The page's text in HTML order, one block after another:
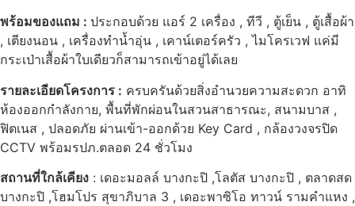
พร้อมของแถม : ประกอบด้วย แอร์ 2 เครื่อง , ทีวี , ตู้เย็น , ตู้เสื้อผ้า
, เตียงนอน , เครื่องทำน้ำอุ่น , เคาน์เตอร์ครัว , ไมโครเวฟ แค่มี
กระเป่าเสื้อผ้าใบเดียวก็สามารถเข้าอยู่ได้เลย
รายละเอียดโครงการ : ครบครันด้วยสิ่งอำนวยความสะดวก อาทิ
ห้องออกกำลังกาย, พื้นที่พักผ่อนในสวนสาธารณะ, สนามบาส ,
ฟิตเนส , ปลอดภัย ผ่านเข้า-ออกด้วย Key Card , กล้องวงจรปิด
CCTV พร้อมรปภ.ตลอด 24 ชั่วโมง
สถานที่ใกล้เคียง : เดอะมอลล์ บางกะปิ ,โลตัส บางกะปิ , ตลาดสด
บางกะปิ ,โฮมโปร สุขาภิบาล 3 , เดอะพาซิโอ ทาวน์ รามคำแหง ,